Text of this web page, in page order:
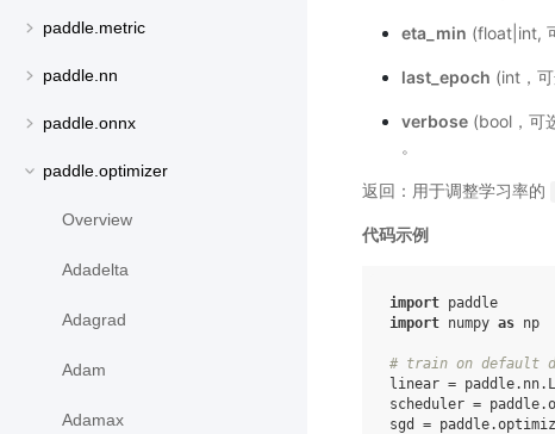
paddle.metric
paddle.nn
paddle.onnx
paddle.optimizer
Overview
Adadelta
Adagrad
Adam
Adamax
eta_min (float|int,
last_epoch (int，
verbose(bool，可
。
返回：用于调整学习率的
代码示例
import paddle
import numpy as np
# train on default
linear = paddle. nn.
scheduler = paddle.
sgd
= paddle.